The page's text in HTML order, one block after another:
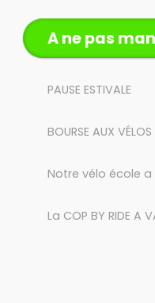
A ne pas
PAUSE ESTIVALE
BOURSE AUX
Notre vélo école a
La COP BY RIDE A